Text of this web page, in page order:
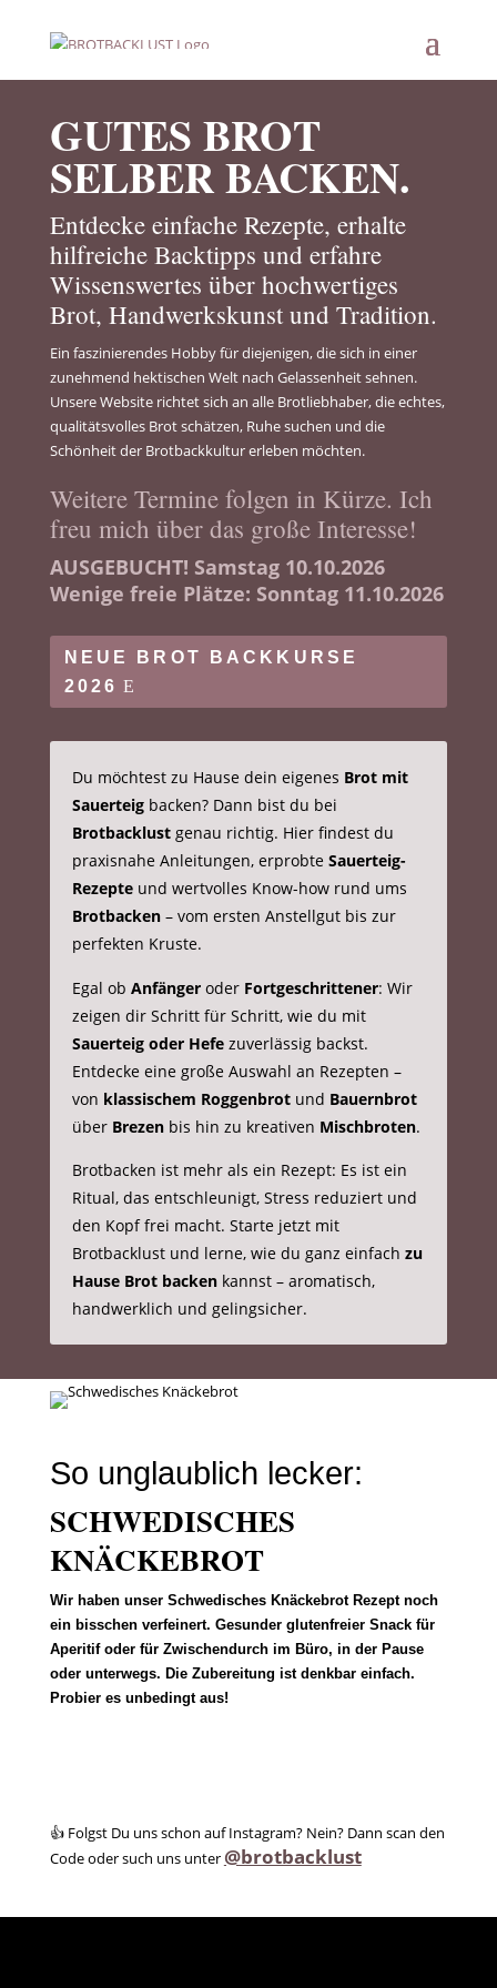
GUTES BROT
SELBER BACKEN.
Entdecke einfache Rezepte, erhalte
hilfreiche Backtipps und erfahre
Wissenswertes über hochwertiges
Brot, Handwerkskunst und Tradition.
Ein faszinierendes Hobby für diejenigen, die sich in einer
zunehmend hektischen Welt nach Gelassenheit sehnen.
Unsere Website richtet sich an alle Brotliebhaber, die echtes,
qualitätsvolles Brot schätzen, Ruhe suchen und die
Schönheit der Brotbackkultur erleben möchten.
Weitere Termine folgen in Kürze. Ich
freu mich über das große Interesse!
AUSGEBUCHT! Samstag 10.10.2026
Wenige freie Plätze: Sonntag 11.10.2026
NEUE BROT BACKKURSE
2026
Du möchtest zu Hause dein eigenes Brot mit
Sauerteigbacken? Dann bist du bei
Brotbacklustgenau richtig. Hier findest du
praxisnahe Anleitungen, erprobte Sauerteig-
Rezepteund wertvolles Know-how rund ums
Brotbacken– vom ersten Anstellgut bis zur
perfekten Kruste.
Egal ob Anfängeroder Fortgeschrittener: Wir
zeigen dir Schritt für Schritt, wie du mit
Sauerteig oder Hefezuverlässig backst.
Entdecke eine große Auswahl an Rezepten –
von klassischem Roggenbrotund Bauernbrot
über Brezenbis hin zu kreativen Mischbroten.
Brotbacken ist mehr als ein Rezept: Es ist ein
Ritual, das entschleunigt, Stress reduziert und
den Kopf frei macht. Starte jetzt mit
Brotbacklust und lerne, wie du ganz einfach zu
Hause Brot backenkannst – aromatisch,
handwerklich und gelingsicher.
So unglaublich lecker:
SCHWEDISCHES
KNÄCKEBROT
Wir haben unser Schwedisches Knäckebrot Rezept noch
ein bisschen verfeinert. Gesunder glutenfreier Snack für
Aperitif oder für Zwischendurch im Büro, in der Pause
oder unterwegs. Die Zubereitung ist denkbar einfach.
Probier es unbedingt aus!
👍 Folgst Du uns schon auf Instagram? Nein? Dann scan den
Code oder such uns unter @brotbacklust